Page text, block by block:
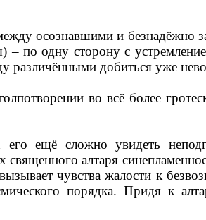
осознавшими и
– по одну сторону с
различёнными добиться уже
во всё более
ещё сложно увидеть
алтаря
чувства жалости к
порядка. Придя к